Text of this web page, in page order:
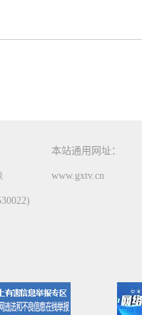
本站通用网址：
www.gxtv.cn